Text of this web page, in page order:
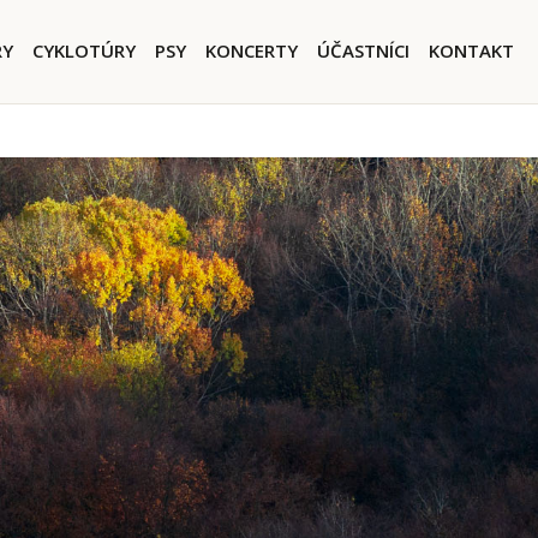
CYKLOTÚRY PSY KONCERTY ÚČASTNÍCI KONTAKT